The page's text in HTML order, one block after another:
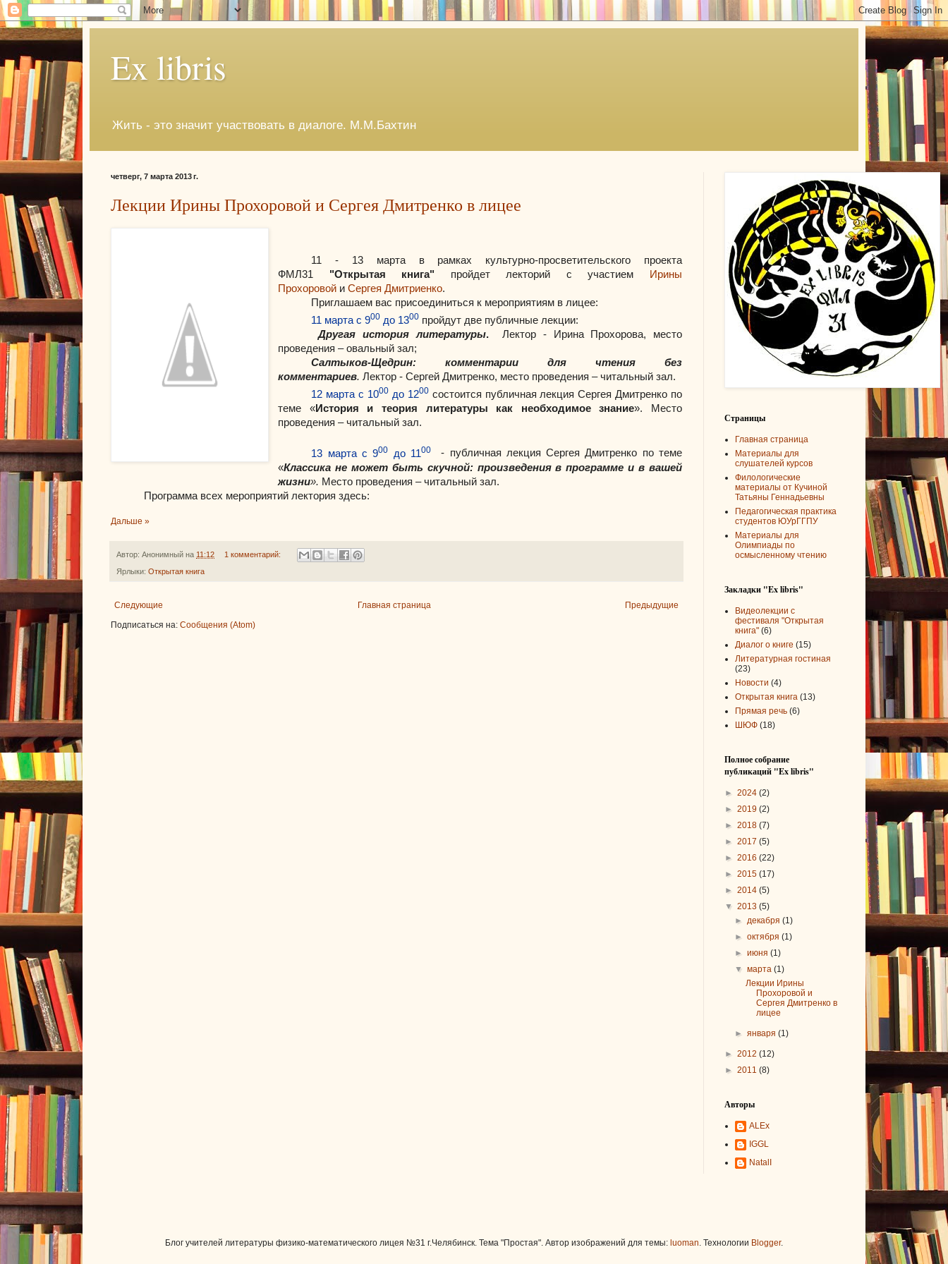
Ex libris
Жить - это значит участвовать в диалоге. М.М.Бахтин
четверг, 7 марта 2013 г.
Лекции Ирины Прохоровой и Сергея Дмитренко в лицее
11 - 13 марта в рамках культурно-просветительского проекта
ФМЛ31 "Открытая книга" пройдет лекторий с участием
Ирины
Прохоровой и Сергея Дмитриенко.
Приглашаем вас присоединиться к мероприятиям в лицее:
11 марта с 900 до 1300 пройдут две публичные лекции:
Другая история литературы.Лектор - Ирина Прохорова, место
проведения – овальный зал;
Салтыков-Щедрин: комментарии для чтения без
комментариев.Лектор - Сергей Дмитренко, место проведения – читальный зал.
12 марта с 1000 до 1200 состоится публичная лекция Сергея Дмитренко по
теме «История и теория литературы как необходимое знание». Место
проведения – читальный зал.
13 марта с 900 до 1100 - публичная лекция Сергея Дмитренко по теме
«Классика не может быть скучной: произведения в программе и в вашей
жизни». Место проведения – читальный зал.
Программа всех мероприятий лектория здесь:
Дальше »
Автор: Анонимный на 11:12 1 комментарий:
Ярлыки: Открытая книга
Следующие Предыдущие
Главная страница
Подписаться на: Сообщения (Atom)
Страницы
Главная страница
Материалы для
слушателей курсов
Филологические
материалы от Кучиной
Татьяны Геннадьевны
Педагогическая практика
студентов ЮУрГГПУ
Материалы для
Олимпиады по
осмысленному чтению
Закладки "Ex libris"
Видеолекции с
фестиваля "Открытая
книга" (6)
Диалог о книге (15)
Литературная гостиная
(23)
Новости (4)
Открытая книга (13)
Прямая речь (6)
ШЮФ (18)
Полное собрание
публикаций "Ex libris"
► 2024 (2)
► 2019 (2)
► 2018 (7)
► 2017 (5)
► 2016 (22)
► 2015 (17)
► 2014 (5)
▼ 2013 (5)
►декабря(1)
►октября(1)
►июня(1)
▼марта(1)
Лекции Ирины
Прохоровой и
Сергея Дмитренко в
лицее
►января(1)
► 2012 (12)
► 2011 (8)
Авторы
ALEx
IGGL
NatalI
Блог учителей литературы физико-математического лицея №31 г.Челябинск. Тема "Простая". Автор изображений для темы: luoman. Технологии Blogger.